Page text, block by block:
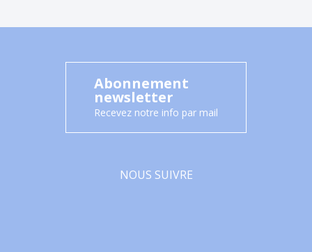
Abonnement
newsletter
Recevez notre info par mail
NOUS SUIVRE